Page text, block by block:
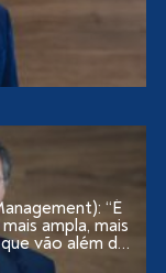
“É
ampla, mais
vão além do